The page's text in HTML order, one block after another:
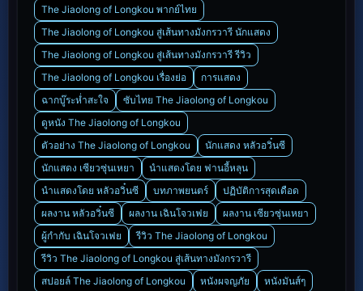
The Jiaolong of Longkou พากย์ไทย
The Jiaolong of Longkou สู่เส้นทางมังกรวารี นักแสดง
The Jiaolong of Longkou สู่เส้นทางมังกรวารี รีวิว
The Jiaolong of Longkou เรื่องย่อ
การแสดง
ฉากบู๊ระห่ำสะใจ
ซับไทย The Jiaolong of Longkou
ดูหนัง The Jiaolong of Longkou
ตัวอย่าง The Jiaolong of Longkou
นักแสดง หลัวอวิ๋นซี
นักแสดง เซียวซุ่นเหยา
นำแสดงโดย ฟานอี้หลุน
นำแสดงโดย หลัวอวิ๋นซี
บทภาพยนตร์
ปฏิบัติการสุดเดือด
ผลงาน หลัวอวิ๋นซี
ผลงาน เฉินโจวเฟย
ผลงาน เซียวซุ่นเหยา
ผู้กำกับ เฉินโจวเฟย
รีวิว The Jiaolong of Longkou
รีวิว The Jiaolong of Longkou สู่เส้นทางมังกรวารี
สปอยล์ The Jiaolong of Longkou
หนังผจญภัย
หนังมันส์ๆ